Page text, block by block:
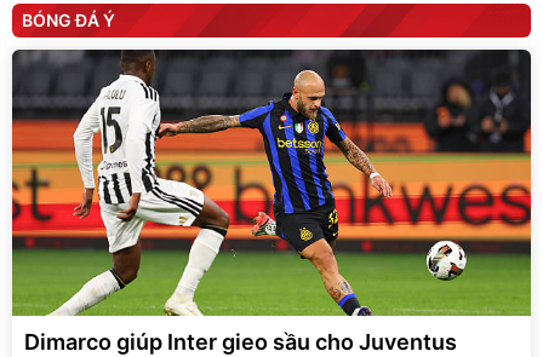
BÓNG ĐÁ Ý
Dimarco giúp Inter gieo sầu cho Juventus